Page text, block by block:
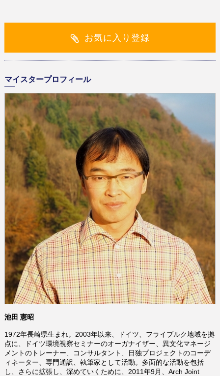
お気に入り登録
マイスタープロフィール
池田 憲昭
1972年長崎県生まれ。2003年以来、ドイツ、フライブルク地域を拠
点に、ドイツ環境視察セミナーのオーガナイザー、異文化マネージ
メントのトレーナー、コンサルタント、日独プロジェクトのコーデ
ィネーター、専門通訳、執筆家として活動。多面的な活動を包括
し、さらに拡張し、深めていくために、2011年9月、Arch Joint